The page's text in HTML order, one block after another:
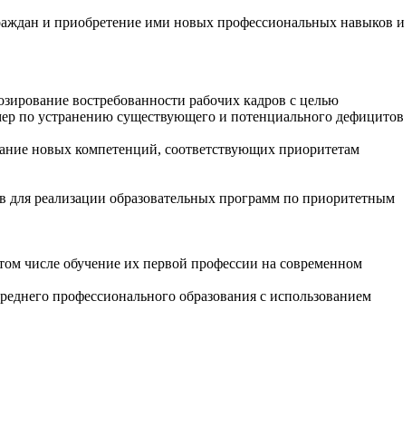
и приобретение ими новых профессиональных навыков и
востребованности рабочих кадров с целью
по устранению существующего и потенциального дефицитов
новых компетенций, соответствующих приоритетам
для реализации образовательных программ по приоритетным
числе обучение их первой профессии на современном
профессионального образования с использованием